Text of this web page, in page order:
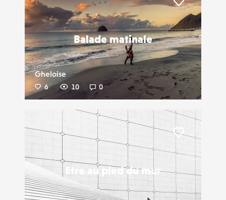
CONTACTS
ÉVÉNEMENTS
FAVORIS
Balade matinale
Gheloise
6 10 0
Liker
Etre au pied du mur
Liker